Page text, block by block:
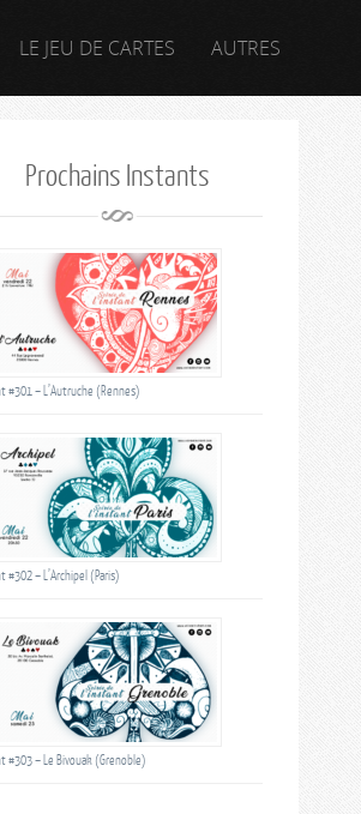
LE JEU DE CARTES AUTRES
Prochains Instants
#301 – L’Autruche (Rennes)
#302 – L’Archipel (Paris)
#303 – Le Bivouak (Grenoble)